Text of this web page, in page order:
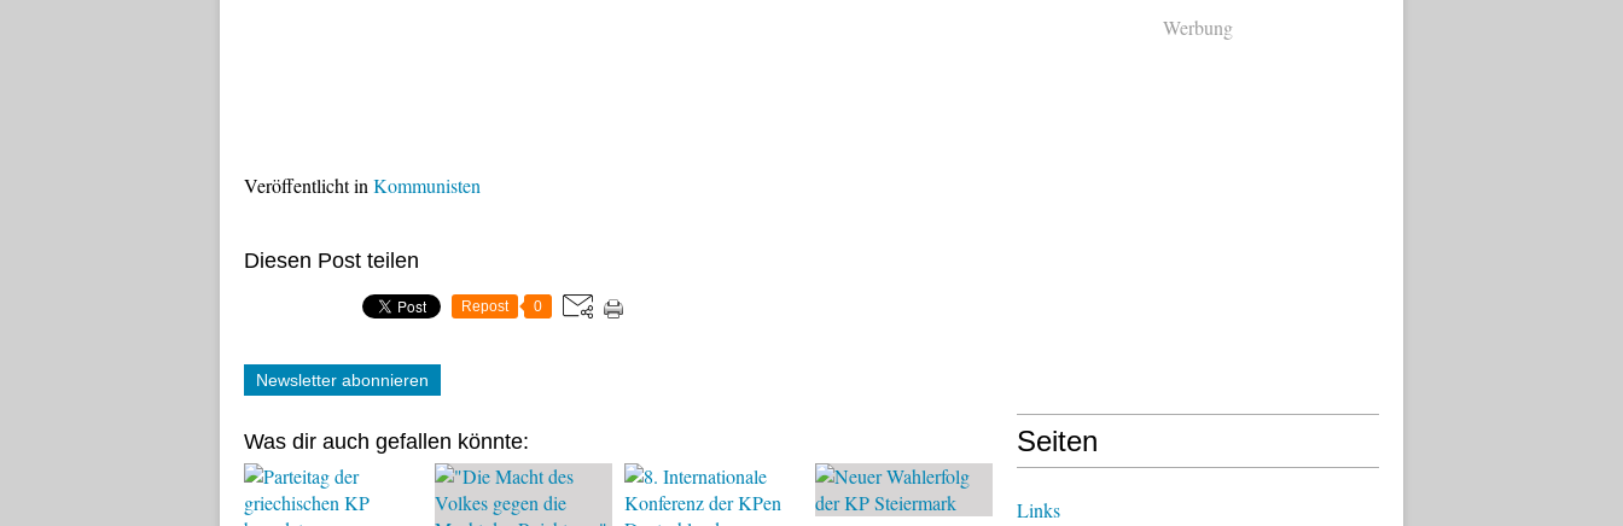
Veröffentlicht in Kommunisten
Diesen Post teilen
Repost 0
Newsletter abonnieren
Was dir auch gefallen könnte:
Werbung
Seiten
Links